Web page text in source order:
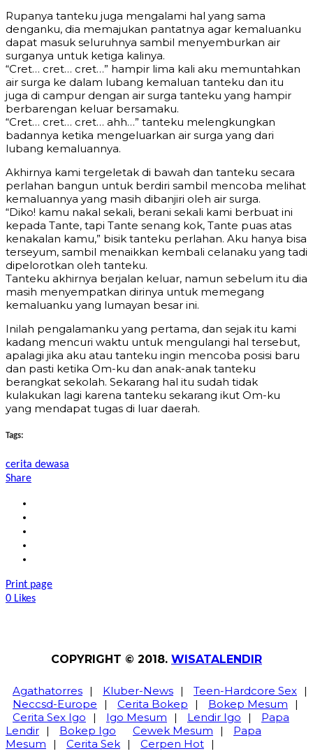
Rupanya tanteku juga mengalami hal yang sama
denganku, dia memajukan pantatnya agar kemaluanku
dapat masuk seluruhnya sambil menyemburkan air
surganya untuk ketiga kalinya.
“Cret… cret… cret…” hampir lima kali aku memuntahkan
air surga ke dalam lubang kemaluan tanteku dan itu
juga di campur dengan air surga tanteku yang hampir
berbarengan keluar bersamaku.
“Cret… cret… cret… ahh…” tanteku melengkungkan
badannya ketika mengeluarkan air surga yang dari
lubang kemaluannya.
Akhirnya kami tergeletak di bawah dan tanteku secara
perlahan bangun untuk berdiri sambil mencoba melihat
kemaluannya yang masih dibanjiri oleh air surga.
“Diko! kamu nakal sekali, berani sekali kami berbuat ini
kepada Tante, tapi Tante senang kok, Tante puas atas
kenakalan kamu,” bisik tanteku perlahan. Aku hanya bisa
terseyum, sambil menaikkan kembali celanaku yang tadi
dipelorotkan oleh tanteku.
Tanteku akhirnya berjalan keluar, namun sebelum itu dia
masih menyempatkan dirinya untuk memegang
kemaluanku yang lumayan besar ini.
Inilah pengalamanku yang pertama, dan sejak itu kami
kadang mencuri waktu untuk mengulangi hal tersebut,
apalagi jika aku atau tanteku ingin mencoba posisi baru
dan pasti ketika Om-ku dan anak-anak tanteku
berangkat sekolah. Sekarang hal itu sudah tidak
kulakukan lagi karena tanteku sekarang ikut Om-ku
yang mendapat tugas di luar daerah.
Tags:
cerita dewasa
Share
Print page
0 Likes
COPYRIGHT © 2018. WISATALENDIR
Agathatorres | Kluber-News | Teen-Hardcore Sex |
Neccsd-Europe
| Cerita Bokep | Bokep Mesum
|
Cerita Sex Igo
| Igo Mesum | Lendir Igo |
Papa
Lendir | Bokep Igo Cewek Mesum |
Papa
Mesum
| Cerita Sek | Cerpen Hot |